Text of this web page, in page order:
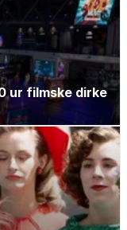
ur filmske dirke